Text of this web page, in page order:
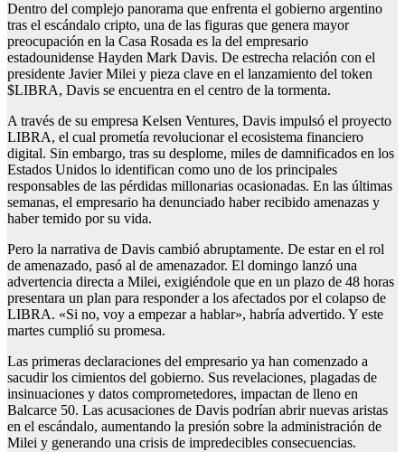
Dentro del complejo panorama que enfrenta el gobierno argentino
tras el escándalo cripto, una de las figuras que genera mayor
preocupación en la Casa Rosada es la del empresario
estadounidense Hayden Mark Davis. De estrecha relación con el
presidente Javier Milei y pieza clave en el lanzamiento del token
$LIBRA, Davis se encuentra en el centro de la tormenta.
A través de su empresa Kelsen Ventures, Davis impulsó el proyecto
LIBRA, el cual prometía revolucionar el ecosistema financiero
digital. Sin embargo, tras su desplome, miles de damnificados en los
Estados Unidos lo identifican como uno de los principales
responsables de las pérdidas millonarias ocasionadas. En las últimas
semanas, el empresario ha denunciado haber recibido amenazas y
haber temido por su vida.
Pero la narrativa de Davis cambió abruptamente. De estar en el rol
de amenazado, pasó al de amenazador. El domingo lanzó una
advertencia directa a Milei, exigiéndole que en un plazo de 48 horas
presentara un plan para responder a los afectados por el colapso de
LIBRA. «Si no, voy a empezar a hablar», habría advertido. Y este
martes cumplió su promesa.
Las primeras declaraciones del empresario ya han comenzado a
sacudir los cimientos del gobierno. Sus revelaciones, plagadas de
insinuaciones y datos comprometedores, impactan de lleno en
Balcarce 50. Las acusaciones de Davis podrían abrir nuevas aristas
en el escándalo, aumentando la presión sobre la administración de
Milei y generando una crisis de impredecibles consecuencias.